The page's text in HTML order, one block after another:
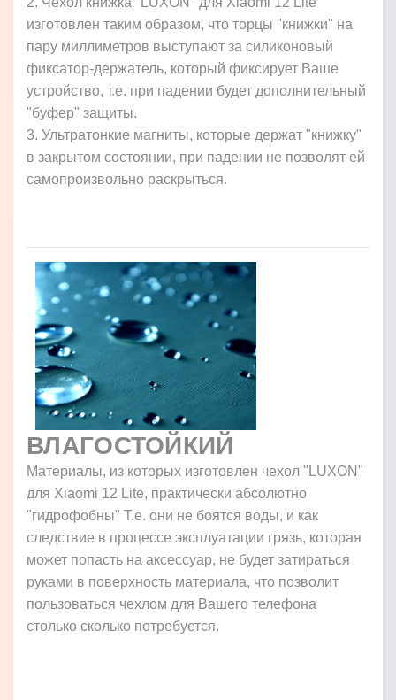
изготовлен таким образом, что торцы "книжки" на
пару миллиметров выступают за силиконовый
фиксатор-держатель, который фиксирует Ваше
устройство, т.е. при падении будет дополнительный
"буфер" защиты.
3. Ультратонкие магниты, которые держат "книжку"
в закрытом состоянии, при падении не позволят ей
самопроизвольно раскрыться.
ВЛАГОСТОЙКИЙ
Материалы, из которых изготовлен чехол "LUXON"
для Xiaomi 12 Lite, практически абсолютно
"гидрофобны" Т.е. они не боятся воды, и как
следствие в процессе эксплуатации грязь, которая
может попасть на аксессуар, не будет затираться
руками в поверхность материала, что позволит
пользоваться чехлом для Вашего телефона
столько сколько потребуется.